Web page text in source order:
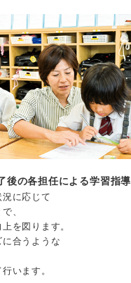
後の各担任による学習指導
に応じて
、
を図ります。
合うような
います。